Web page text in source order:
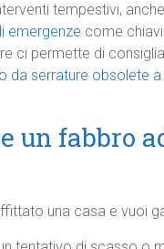
tempestivi,
emergenze come
ci permette di
da serrature obsolete
un fabbro
una casa e vuoi